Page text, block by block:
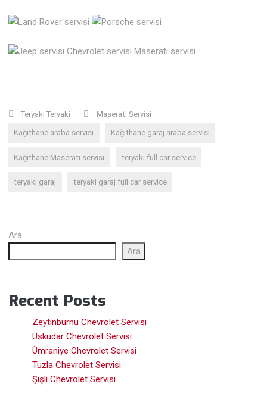
Teryaki Teryaki Maserati Servisi
Kağıthane araba servisi Kağıthane garaj araba servisi
Kağıthane Maserati servisi teryaki full car service
teryaki garaj teryaki garaj full car service
Ara
Ara
Recent Posts
Zeytinburnu Chevrolet Servisi
Üsküdar Chevrolet Servisi
Ümraniye Chevrolet Servisi
Tuzla Chevrolet Servisi
Şişli Chevrolet Servisi